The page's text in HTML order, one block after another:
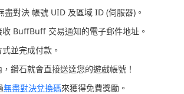
盡對決 帳號 UID 及區域 ID (伺服器)。
BuffBuff 交易通知的電子郵件地址。
並完成付款。
鑽石就會直接送達您的遊戲帳號！
無盡對決兌換碼來獲得免費獎勵。